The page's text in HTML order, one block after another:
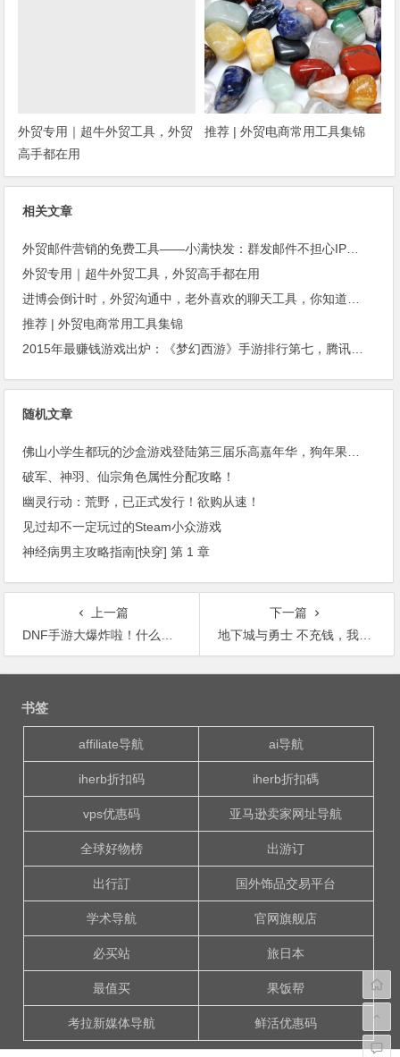
外贸专用｜超牛外贸工具，外贸
高手都在用
推荐 | 外贸电商常用工具集锦
相关文章
外贸邮件营销的免费工具——小满快发：群发邮件不担心IP被封
外贸专用｜超牛外贸工具，外贸高手都在用
进博会倒计时，外贸沟通中，老外喜欢的聊天工具，你知道几种？
推荐 | 外贸电商常用工具集锦
2015年最赚钱游戏出炉：《梦幻西游》手游排行第七，腾讯总收入进前三
随机文章
佛山小学生都玩的沙盒游戏登陆第三届乐高嘉年华，狗年果然不一般，附领票攻略
破军、神羽、仙宗角色属性分配攻略！
幽灵行动：荒野，已正式发行！欲购从速！
见过却不一定玩过的Steam小众游戏
神经病男主攻略指南[快穿] 第 1 章
上一篇
DNF手游大爆炸啦！什么？DNF黄了？不可能！
下一篇
地下城与勇士 不充钱，我也很快乐！一位玩家的游戏生涯分享
文
书签
affiliate导航 ai导航
iherb折扣码 iherb折扣碼
vps优惠码 亚马逊卖家网址导航
全球好物榜 出游订
出行訂 国外饰品交易平台
学术导航 官网旗舰店
必买站 旅日本
最值买 果饭帮
考拉新媒体导航 鲜活优惠码